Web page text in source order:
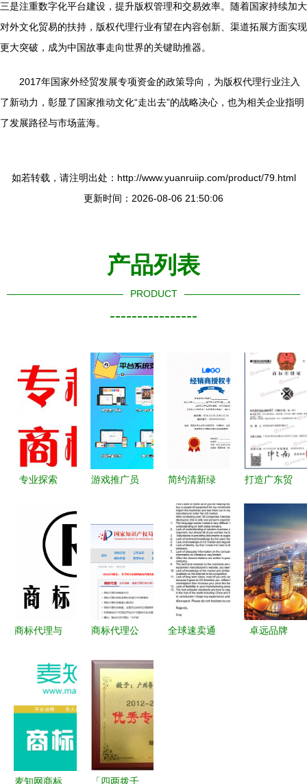
三是注重数字化平台建设，提升版权管理和交易效率。随着国家持续加大
对外文化贸易的扶持，版权代理行业有望在内容创新、渠道拓展方面实现
更大突破，成为中国故事走向世界的关键助推器。
2017年国家外经贸发展专项资金的政策导向，为版权代理行业注入
了新动力，彰显了国家推动文化“走出去”的战略决心，也为相关企业指明
了发展路径与市场蓝海。
如若转载，请注明出处：http://www.yuanruiip.com/product/79.html
更新时间：2026-08-06 21:50:06
产品列表
PRODUCT
----------------
专业探索
区商标注册
与业务流程
中的代理服
游戏推广员
戏代理加盟
的模式与商
标代理要点
简约清新绿
商标准用证
授权书（竖
版）说明
打造广东贸
圈 家具供
求与版权代
理的协同发
展
商标代理与
程指导 专
业助您守护
品牌价值
商标代理公
与版权代理
实务指南
全球速卖通
卓远品牌
麦知网商标 「四两拨千